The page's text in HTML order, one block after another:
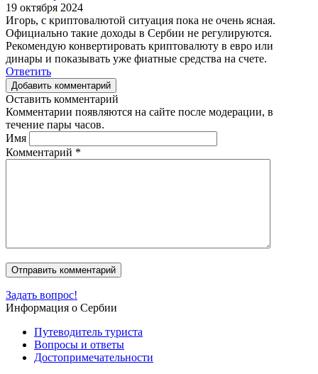
19 октября 2024
Игорь, с криптовалютой ситуация пока не очень ясная.
Официально такие доходы в Сербии не регулируются.
Рекомендую конвертировать криптовалюту в евро или
динары и показывать уже фиатные средства на счете.
Ответить
Добавить комментарий
Оставить комментарий
Комментарии появляются на сайте после модерации, в
течение пары часов.
Имя
Комментарий *
Задать вопрос!
Информация о Сербии
Путеводитель туриста
Вопросы и ответы
Достопримечательности